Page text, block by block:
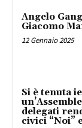
Angelo
Giacomo
12 Gennaio 2025
Si è tenuta
delegati
civici “Noi”